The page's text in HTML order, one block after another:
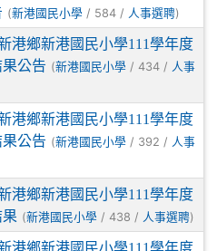
(新港國民小學 / 584 / 人事選聘)
港鄉新港國民小學111學年度
公告 (新港國民小學 / 434 / 人事
港鄉新港國民小學111學年度
公告 (新港國民小學 / 392 / 人事
港鄉新港國民小學111學年度
(新港國民小學 / 438 / 人事選聘)
港鄉新港國民小學111學年度